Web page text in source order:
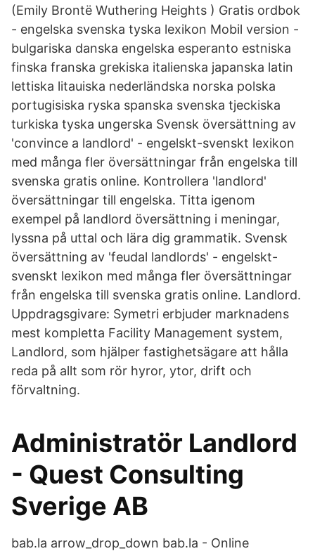
(Emily Brontë Wuthering Heights ) Gratis ordbok
- engelska svenska tyska lexikon Mobil version -
bulgariska danska engelska esperanto estniska
finska franska grekiska italienska japanska latin
lettiska litauiska nederländska norska polska
portugisiska ryska spanska svenska tjeckiska
turkiska tyska ungerska Svensk översättning av
'convince a landlord' - engelskt-svenskt lexikon
med många fler översättningar från engelska till
svenska gratis online. Kontrollera 'landlord'
översättningar till engelska. Titta igenom
exempel på landlord översättning i meningar,
lyssna på uttal och lära dig grammatik. Svensk
översättning av 'feudal landlords' - engelskt-
svenskt lexikon med många fler översättningar
från engelska till svenska gratis online. Landlord.
Uppdragsgivare: Symetri erbjuder marknadens
mest kompletta Facility Management system,
Landlord, som hjälper fastighetsägare att hålla
reda på allt som rör hyror, ytor, drift och
förvaltning.
Administratör Landlord
- Quest Consulting
Sverige AB
bab.la arrow_drop_down bab.la - Online